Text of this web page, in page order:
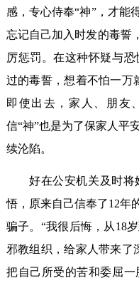
感，专心侍奉“神”，才能
忘记自己加入时发的毒誓
厉惩罚。在这种怀疑与
过的毒誓，想着不怕一万
即使出去，家人、朋友
信“神”也是为了保家人平
续沦陷。
好在公安机关及时
悟，原来自己信奉了12年
骗子。“我很后悔，从18
邪教组织，给家人带来了
把自己所受的苦和委屈